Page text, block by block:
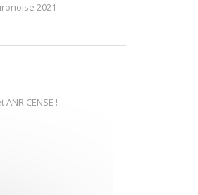
2021
CENSE !